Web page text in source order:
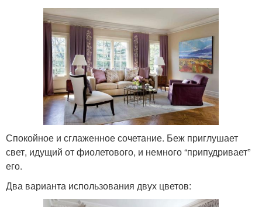
Спокойное и сглаженное сочетание. Беж приглушает
свет, идущий от фиолетового, и немного “припудривает”
его.
Два варианта использования двух цветов: